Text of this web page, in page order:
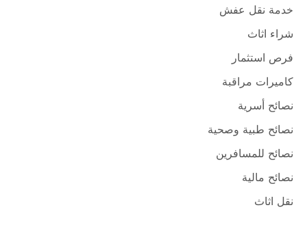
خدمة نقل عفش
شراء اثاث
فرص استثمار
كاميرات مراقبة
نصائح أسرية
نصائح طبية وصحية
نصائح للمسافرين
نصائح مالية
نقل اثاث